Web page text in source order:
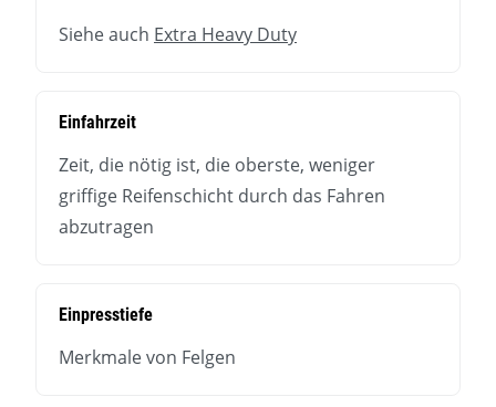
Siehe auch Extra Heavy Duty
Einfahrzeit
Zeit, die nötig ist, die oberste, weniger
griffige Reifenschicht durch das Fahren
abzutragen
Einpresstiefe
Merkmale von Felgen